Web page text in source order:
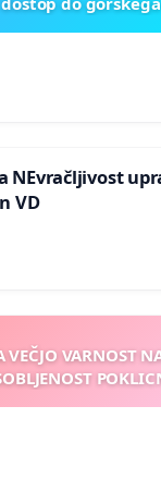
NEvračljivost
VD
VARNOST